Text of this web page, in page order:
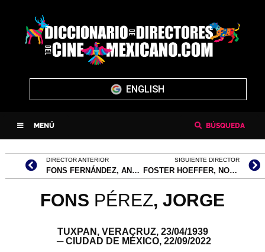
ENGLISH
MENÚ BÚSQUEDA
DIRECTOR ANTERIOR
FONS FERNÁNDEZ, ANGELINO
SIGUIENTE DIRECTOR
FOSTER HOEFFER, NORMAN
FONS PÉREZ, JORGE
TUXPAN, VERACRUZ, 23/04/1939
─ CIUDAD DE MÉXICO, 22/09/2022